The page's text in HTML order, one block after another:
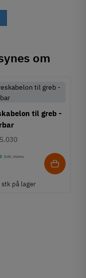
om
til greb -
Inkl. moms
stk på lager